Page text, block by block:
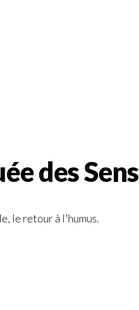
des Sens
le retour à l'humus.